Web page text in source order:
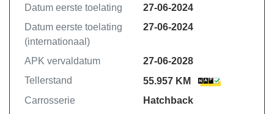
-1 jaar pechhulpservice 24/7 (Europa +
-Professionele poetsbeurt exterieur en
interieur.
-Minimaal 25,- brandstof.
-Tenaamstelling nieuwe auto op uw
Datum eerste toelating
27-06-2024
Datum eerste toelating
(internationaal)
27-06-2024
APK vervaldatum
27-06-2028
Tellerstand
55.957 KM
Carrosserie
Hatchback